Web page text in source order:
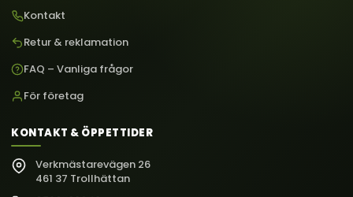
Kontakt
Retur & reklamation
FAQ – Vanliga frågor
För företag
KONTAKT & ÖPPETTIDER
Verkmästarevägen 26
461 37 Trollhättan